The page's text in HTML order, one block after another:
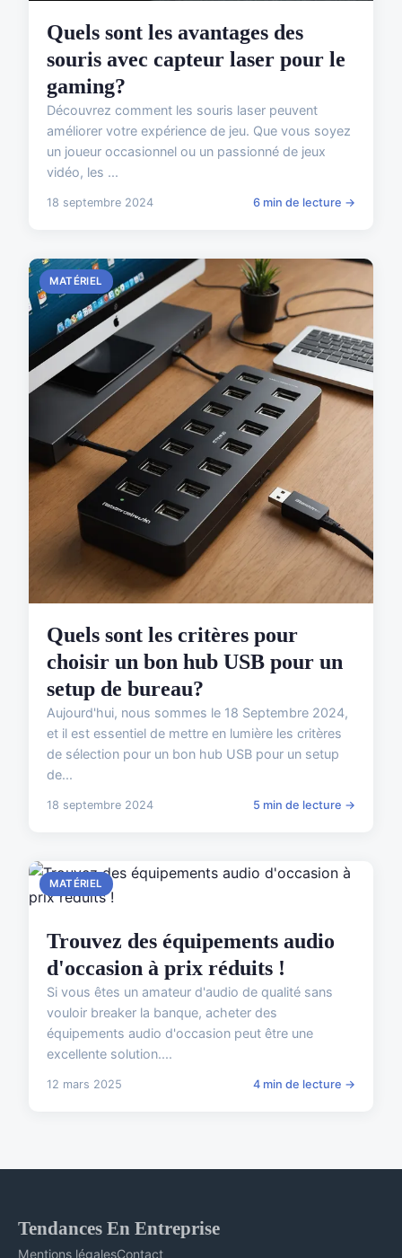
Quels sont les avantages des
souris avec capteur laser pour le
gaming?
Découvrez comment les souris laser peuvent
améliorer votre expérience de jeu. Que vous soyez
un joueur occasionnel ou un passionné de jeux
vidéo, les ...
18 septembre 2024 6 min de lecture →
MATÉRIEL
Quels sont les critères pour
choisir un bon hub USB pour un
setup de bureau?
Aujourd'hui, nous sommes le 18 Septembre 2024,
et il est essentiel de mettre en lumière les critères
de sélection pour un bon hub USB pour un setup
de...
18 septembre 2024 5 min de lecture →
MATÉRIEL
Trouvez des équipements audio
d'occasion à prix réduits !
Si vous êtes un amateur d'audio de qualité sans
vouloir breaker la banque, acheter des
équipements audio d'occasion peut être une
excellente solution....
12 mars 2025 4 min de lecture →
Tendances En Entreprise
Mentions légalesContact